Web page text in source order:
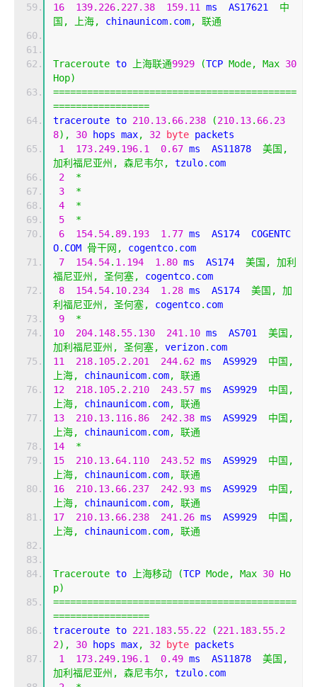
16
139.226. 227.38 159.11 ms  AS17621 中
国,
上海, chinaunicom. com, 联通
Traceroute to 上海联通9929 (TCP Mode, Max 30
Hop)
===========================================
=================
traceroute to 210.13. 66.238 (210.13. 66.23
8), 30 hops max, 32 byte packets
1
173.249. 196.1 0.67 ms  AS11878 美国,
加利福尼亚州,
森尼韦尔, tzulo. com
2
*
3
*
4
*
5
*
6
154.54. 89.193 1.77 ms  AS174  COGENTC
O. COM 骨干网, cogentco. com
7
154.54. 1.194 1.80 ms  AS174 美国,
加利
福尼亚州,
圣何塞, cogentco. com
8
154.54. 10.234 1.28 ms  AS174 美国,
加
利福尼亚州,
圣何塞, cogentco. com
9
*
10
204.148. 55.130 241.10 ms  AS701 美国,
加利福尼亚州,
圣何塞, verizon. com
11
218.105. 2.201 244.62 ms  AS9929 中国,
上海,
chinaunicom. com,
联通
12
218.105. 2.210 243.57 ms  AS9929 中国,
上海,
chinaunicom. com,
联通
13
210.13. 116.86 242.38 ms  AS9929 中国,
上海,
chinaunicom. com,
联通
14
*
15
210.13. 64.110 243.52 ms  AS9929 中国,
上海,
chinaunicom. com,
联通
16
210.13. 66.237 242.93 ms  AS9929 中国,
上海,
chinaunicom. com,
联通
17
210.13. 66.238 241.26 ms  AS9929 中国,
上海,
chinaunicom. com, 联通
Traceroute to 上海移动 (TCP Mode, Max 30 Ho
p)
===========================================
=================
traceroute to 221.183. 55.22 (221.183. 55.2
2), 30 hops max, 32 byte packets
1
173.249. 196.1 0.49 ms  AS11878 美国,
加利福尼亚州,
森尼韦尔, tzulo. com